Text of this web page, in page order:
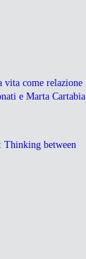
vita come relazione
e Marta Cartabia
Thinking between